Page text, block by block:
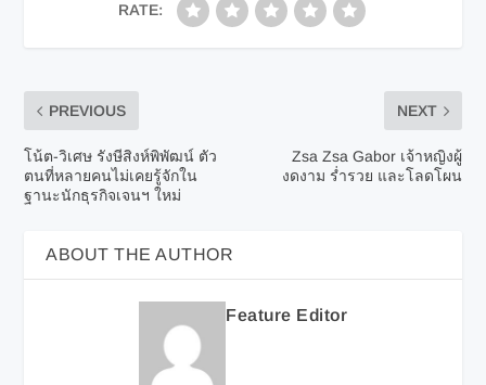
RATE:
PREVIOUS
โน้ต-วิเศษ รังษีสิงห์พิพัฒน์ ตัว
ตนที่หลายคนไม่เคยรู้จักใน
ฐานะนักธุรกิจเจนฯ ใหม่
NEXT
Zsa Zsa Gabor เจ้าหญิงผู้
งดงาม ร่ำรวย และโลดโผน
ABOUT THE AUTHOR
Feature Editor